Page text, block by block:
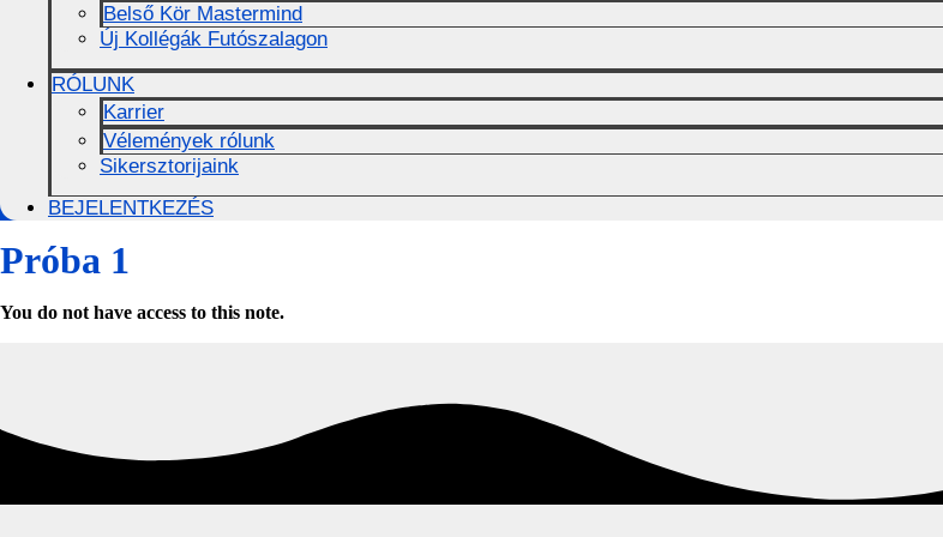
Belső Kör Mastermind
Új Kollégák Futószalagon
RÓLUNK
Karrier
Vélemények rólunk
Sikersztorijaink
BEJELENTKEZÉS
Próba 1
You do not have access to this note.